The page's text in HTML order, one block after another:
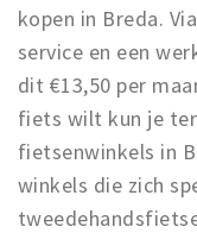
kopen in Breda. Via
service en een
dit €13,50 per
fiets wilt kun je
fietsenwinkels in
winkels die zich